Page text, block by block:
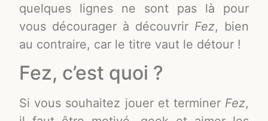
quelques lignes ne sont pas là pour
vous décourager à découvrir Fez, bien
au contraire, car le titre vaut le détour !
Fez, c’est quoi ?
Si vous souhaitez jouer et terminerFez,